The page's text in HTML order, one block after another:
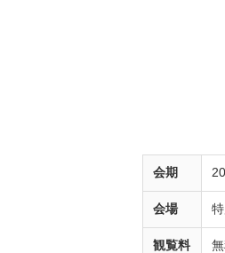
会期
会場
観覧料